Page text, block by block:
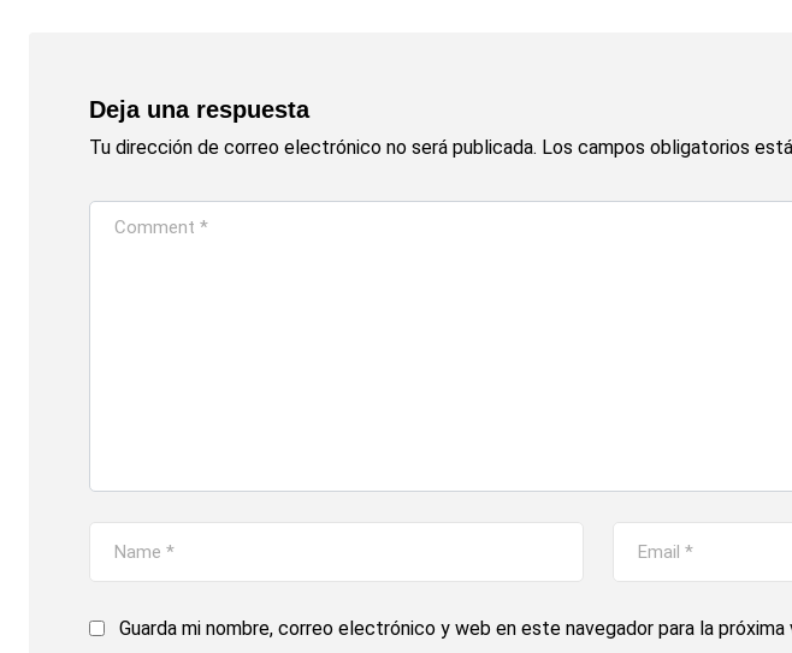
Deja una respuesta
Tu dirección de correo electrónico no será publicada. Los campos obligatorios
Guarda mi nombre, correo electrónico y web en este navegador para la